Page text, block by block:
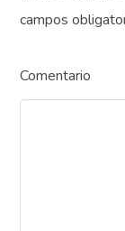
campos
Comentario